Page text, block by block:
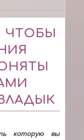
ЧТОБЫ
которую вы